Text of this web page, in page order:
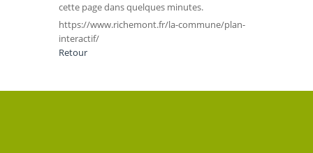
cette page dans quelques minutes.
https://www.richemont.fr/la-commune/plan-
interactif/
Retour